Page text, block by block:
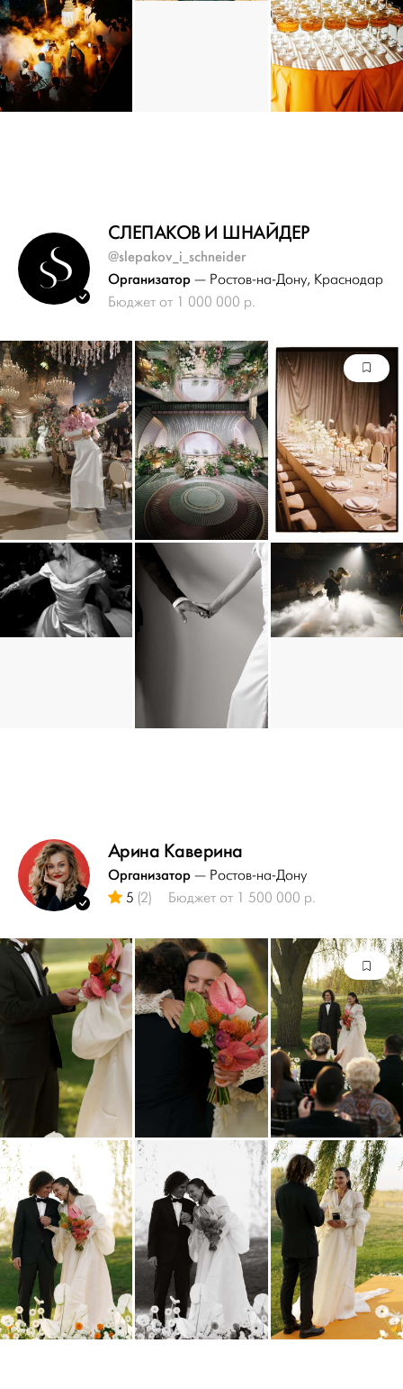
CЛЕПАКОВ И ШНАЙДЕР
@slepakov_i_schneider
Организатор — Ростов-на-Дону, Краснодар
Бюджет от 1 000 000 р.
Арина Каверина
Организатор — Ростов-на-Дону
5 (2) Бюджет от 1 500 000 р.